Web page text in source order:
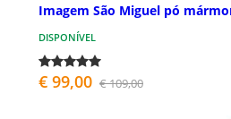
Imagem São Miguel pó
DISPONÍVEL
€ 99,00 € 109,00